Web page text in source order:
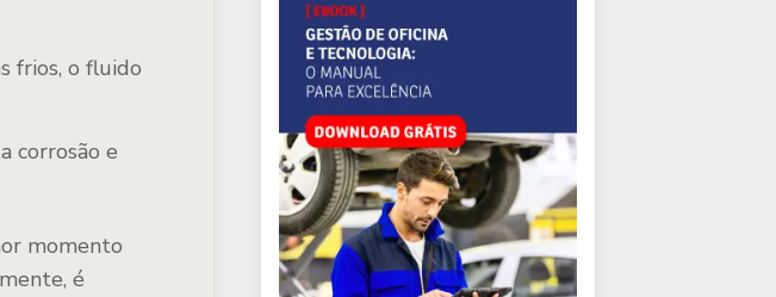
frios, o fluido
corrosão e
momento
é